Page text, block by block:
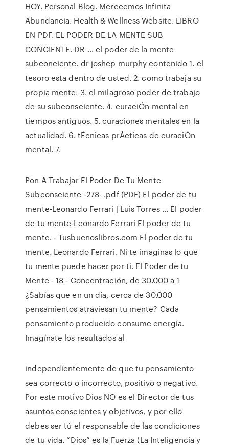
HOY. Personal Blog. Merecemos Infinita
Abundancia. Health & Wellness Website. LIBRO
EN PDF. EL PODER DE LA MENTE SUB
CONCIENTE. DR ... el poder de la mente
subconciente. dr joshep murphy contenido 1. el
tesoro esta dentro de usted. 2. como trabaja su
propia mente. 3. el milagroso poder de trabajo
de su subconsciente. 4. curaciÓn mental en
tiempos antiguos. 5. curaciones mentales en la
actualidad. 6. tÉcnicas prÁcticas de curaciÓn
mental. 7.
Pon A Trabajar El Poder De Tu Mente
Subconsciente -278- .pdf (PDF) El poder de tu
mente-Leonardo Ferrari | Luis Torres ... El poder
de tu mente-Leonardo Ferrari El poder de tu
mente. - Tusbuenoslibros.com El poder de tu
mente. Leonardo Ferrari. Ni te imaginas lo que
tu mente puede hacer por ti. El Poder de tu
Mente ‐ 18 ‐ Concentración, de 30.000 a 1
¿Sabías que en un día, cerca de 30.000
pensamientos atraviesan tu mente? Cada
pensamiento producido consume energía.
Imagínate los resultados al
independientemente de que tu pensamiento
sea correcto o incorrecto, positivo o negativo.
Por este motivo Dios NO es el Director de tus
asuntos conscientes y objetivos, y por ello
debes ser tú el responsable de las condiciones
de tu vida. “Dios” es la Fuerza (La Inteligencia y